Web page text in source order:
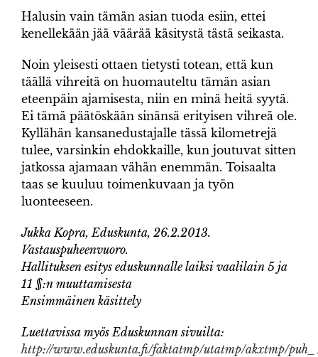
Halusin vain tämän asian tuoda esiin, ettei
kenellekään jää väärää käsitystä tästä seikasta.
Noin yleisesti ottaen tietysti totean, että kun
täällä vihreitä on huomauteltu tämän asian
eteenpäin ajamisesta, niin en minä heitä syytä.
Ei tämä päätöskään sinänsä erityisen vihreä ole.
Kyllähän kansanedustajalle tässä kilometrejä
tulee, varsinkin ehdokkaille, kun joutuvat sitten
jatkossa ajamaan vähän enemmän. Toisaalta
taas se kuuluu toimenkuvaan ja työn
luonteeseen.
Jukka Kopra, Eduskunta, 26.2.2013.
Vastauspuheenvuoro.
Hallituksen esitys eduskunnalle laiksi vaalilain 5 ja
11 §:n muuttamisesta
Ensimmäinen käsittely
Luettavissa myös Eduskunnan sivuilta:
http://www.eduskunta.fi/faktatmp/utatmp/akxtmp/